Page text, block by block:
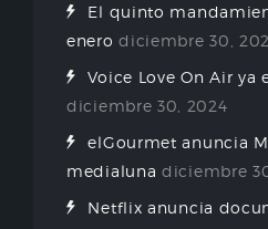
El quinto
enero diciembre 30,
Voice Love On Air ya
diciembre 30, 2024
elGourmet anuncia
medialuna diciembre
Netflix anuncia